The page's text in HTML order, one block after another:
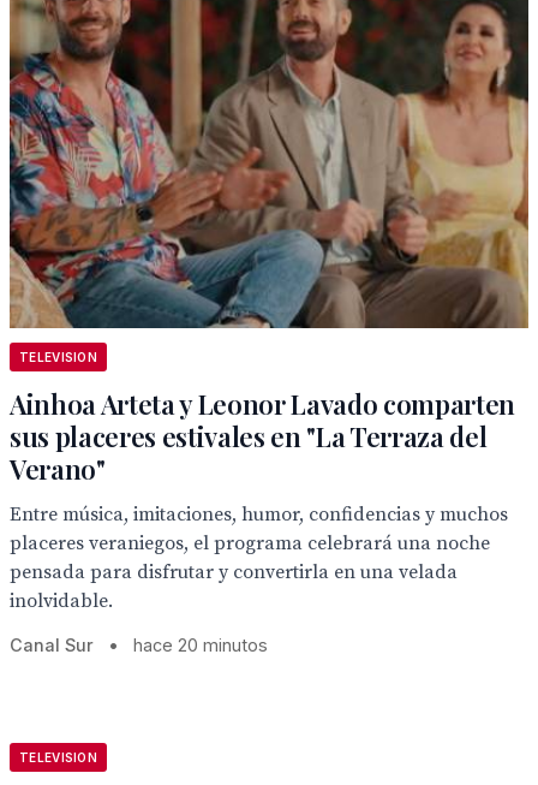
TELEVISION
Ainhoa Arteta y Leonor Lavado comparten
sus placeres estivales en "La Terraza del
Verano"
Entre música, imitaciones, humor, confidencias y muchos
placeres veraniegos, el programa celebrará una noche
pensada para disfrutar y convertirla en una velada
inolvidable.
Canal Sur • hace 20 minutos
TELEVISION